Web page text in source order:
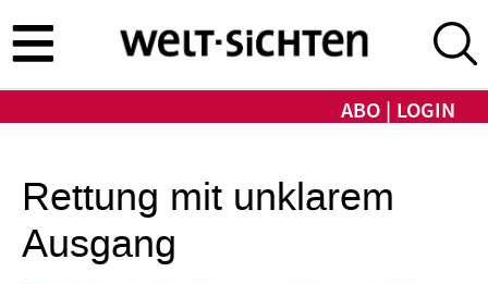
zum
Inhalt
ABO LOGIN
Rettung mit unklarem
Ausgang